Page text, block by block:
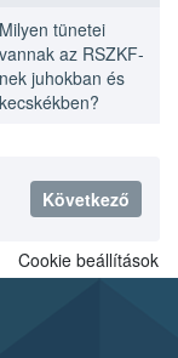
Milyen tünetei
vannak az RSZKF-
nek juhokban és
kecskékben?
Következő
Cookie beállítások